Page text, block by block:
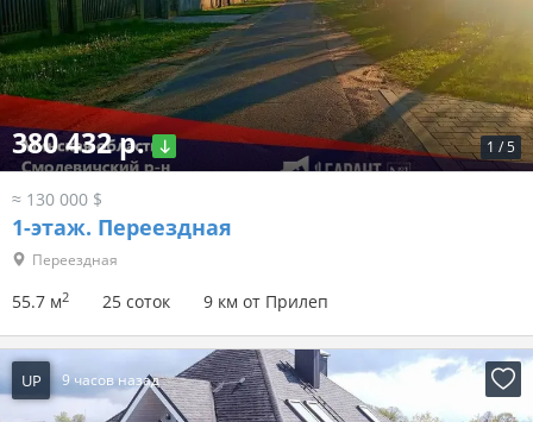
1 /5
380 432 р.
≈ 130 000 $
1-этаж. Переездная
Переездная
55.7 м2 25 соток 9 км от Прилеп
UP 9 часов назад